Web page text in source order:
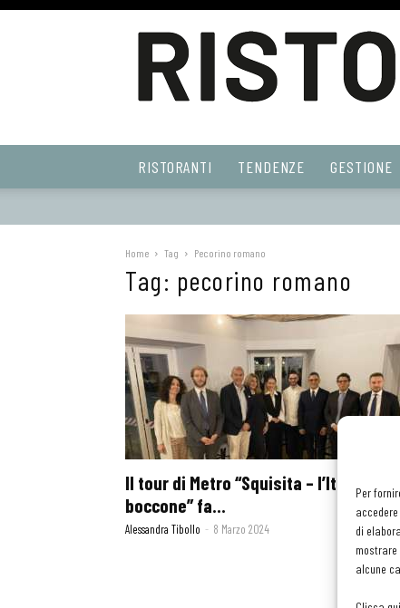
Per
di
alcune
Web
RISTORANTI TENDENZE GESTIONE
Home Tag Pecorino romano
Tag: pecorino romano
Il tour di Metro “Squisita – l’Italia in un
boccone” fa...
Alessandra Tibollo - 8 Marzo 2024